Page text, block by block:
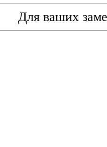
Для ваших